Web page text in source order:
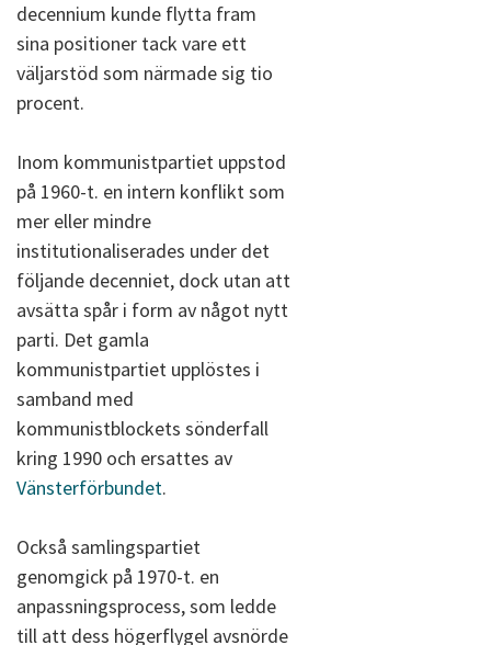
decennium kunde flytta fram
sina positioner tack vare ett
väljarstöd som närmade sig tio
procent.
Inom kommunistpartiet uppstod
på 1960-t. en intern konflikt som
mer eller mindre
institutionaliserades under det
följande decenniet, dock utan att
avsätta spår i form av något nytt
parti. Det gamla
kommunistpartiet upplöstes i
samband med
kommunistblockets sönderfall
kring 1990 och ersattes av
Vänsterförbundet.
Också samlingspartiet
genomgick på 1970-t. en
anpassningsprocess, som ledde
till att dess högerflygel avsnörde